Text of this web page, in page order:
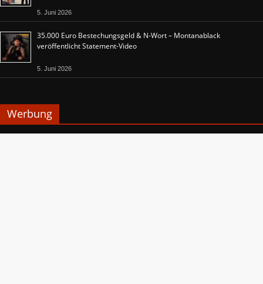
5. Juni 2026
35.000 Euro Bestechungsgeld & N-Wort – Montanablack
veröffentlicht Statement-Video
5. Juni 2026
Werbung